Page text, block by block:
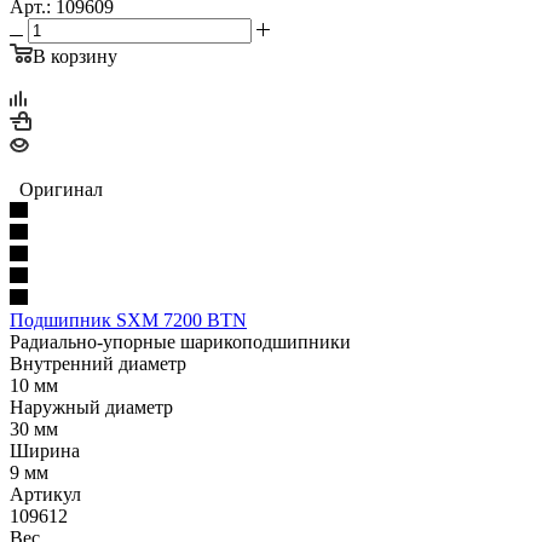
Арт.: 109609
В корзину
Оригинал
Подшипник SXM 7200 BTN
Радиально-упорные шарикоподшипники
Внутренний диаметр
10 мм
Наружный диаметр
30 мм
Ширина
9 мм
Артикул
109612
Вес